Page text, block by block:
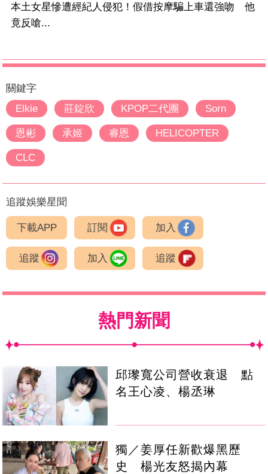
本土女星慘遭經紀人侵犯！假借按摩騙上車還強吻 他
竟反嗆...
關鍵字
Elkie
莊錠欣 KPOP二代團 Sorn
恩彬 承姬 睿恩 HELICOPTER
CLC
追蹤娛樂星聞
下載APP 訂閱 加入
追蹤 加入 追蹤
熱門新聞
邱瓈寬公司營收衰退 點
名王心凌、楊丞琳
獨／姜厚任新歡爆黑歷
史 楊光友怒揭內幕